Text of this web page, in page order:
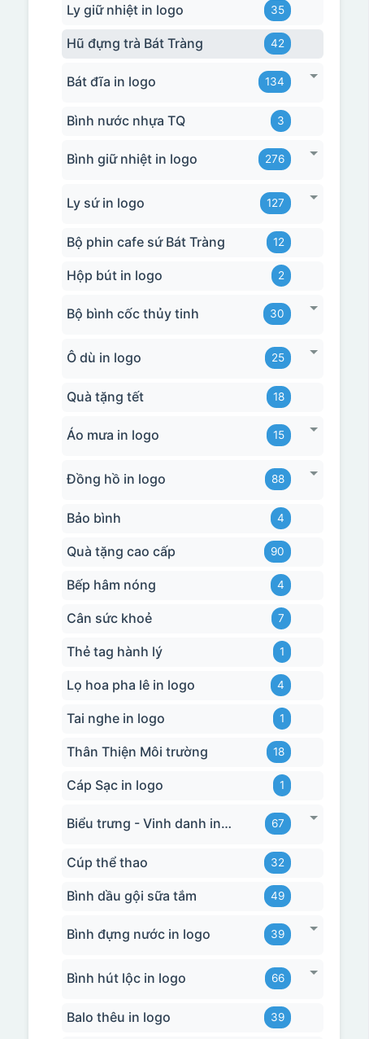
Ly giữ nhiệt in logo 35
Hũ đựng trà Bát Tràng 42
Bát đĩa in logo 134
Bình nước nhựa TQ 3
Bình giữ nhiệt in logo 276
Ly sứ in logo 127
Bộ phin cafe sứ Bát Tràng 12
Hộp bút in logo 2
Bộ bình cốc thủy tinh 30
Ô dù in logo 25
Quà tặng tết 18
Áo mưa in logo 15
Đồng hồ in logo 88
Bảo bình 4
Quà tặng cao cấp 90
Bếp hâm nóng 4
Cân sức khoẻ 7
Thẻ tag hành lý 1
Lọ hoa pha lê in logo 4
Tai nghe in logo 1
Thân Thiện Môi trường 18
Cáp Sạc in logo 1
Biểu trưng - Vinh danh in logo 67
Cúp thể thao 32
Bình dầu gội sữa tắm 49
Bình đựng nước in logo 39
Bình hút lộc in logo 66
Balo thêu in logo 39